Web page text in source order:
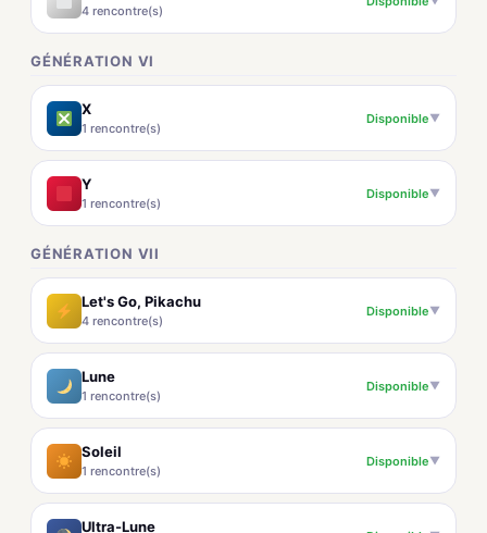
4 rencontre(s)
GÉNÉRATION VI
X
1 rencontre(s)
Disponible▼
Y
1 rencontre(s)
Disponible▼
GÉNÉRATION VII
Let's Go, Pikachu
4 rencontre(s)
Disponible▼
Lune
1 rencontre(s)
Disponible▼
Soleil
1 rencontre(s)
Disponible▼
Ultra-Lune